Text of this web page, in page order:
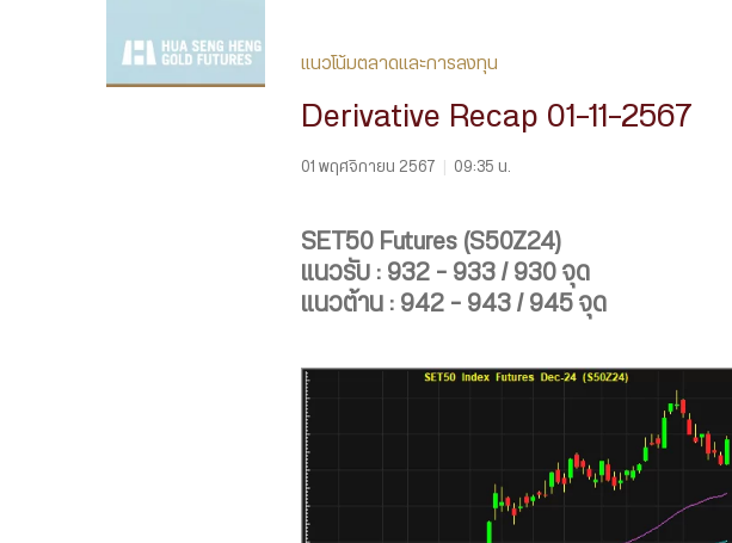
แนวโน้มตลาดและการลงทุน
Derivative Recap 01-11-2567
01 พฤศจิกายน 2567 09:35 น.
SET50 Futures (S50Z24)
แนวรับ : 932 – 933 / 930 จุด
แนวต้าน : 942 – 943 / 945 จุด